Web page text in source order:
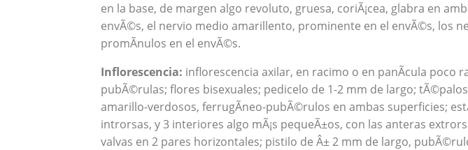
en la base, de margen algo revoluto, gruesa, coriÃ¡cea, glabra en
envÃ©s, el nervio medio amarillento, prominente en el envÃ©s, los
promÃ­nulos en el envÃ©s.
Inflorescencia: inflorescencia axilar, en racimo o en panÃ­cula poco
pubÃ©rulas; flores bisexuales; pedicelo de 1-2 mm de largo;
amarillo-verdosos, ferrugÃ­neo-pubÃ©rulos en ambas superficies;
introrsas, y 3 interiores algo mÃ¡s pequeÃ±os, con las anteras
valvas en 2 pares horizontales; pistilo de Â± 2 mm de largo,